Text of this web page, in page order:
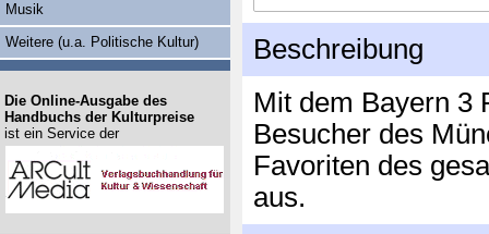
Beschreibung
Mit dem Bayern 3
Besucher des
Favoriten des
aus.
Musik
Weitere (u.a. Politische Kultur)
Die Online-Ausgabe des
Handbuchs der Kulturpreise
ist ein Service der